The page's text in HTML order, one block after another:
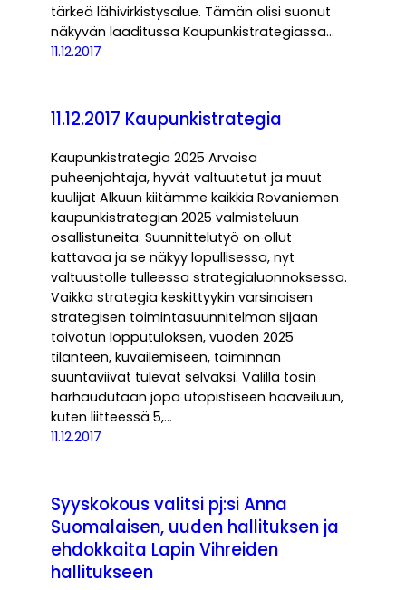
tärkeä lähivirkistysalue. Tämän olisi suonut
näkyvän laaditussa Kaupunkistrategiassa…
11.12.2017
11.12.2017 Kaupunkistrategia
Kaupunkistrategia 2025 Arvoisa
puheenjohtaja, hyvät valtuutetut ja muut
kuulijat Alkuun kiitämme kaikkia Rovaniemen
kaupunkistrategian 2025 valmisteluun
osallistuneita. Suunnittelutyö on ollut
kattavaa ja se näkyy lopullisessa, nyt
valtuustolle tulleessa strategialuonnoksessa.
Vaikka strategia keskittyykin varsinaisen
strategisen toimintasuunnitelman sijaan
toivotun lopputuloksen, vuoden 2025
tilanteen, kuvailemiseen, toiminnan
suuntaviivat tulevat selväksi. Välillä tosin
harhaudutaan jopa utopistiseen haaveiluun,
kuten liitteessä 5,…
11.12.2017
Syyskokous valitsi pj:si Anna
Suomalaisen, uuden hallituksen ja
ehdokkaita Lapin Vihreiden
hallitukseen